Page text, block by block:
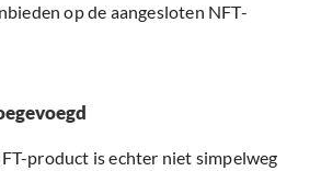
op de aangesloten NFT-
product is echter niet simpelweg